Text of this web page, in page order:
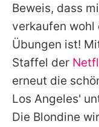
Beweis, dass
verkaufen
Übungen ist!
Staffel der
erneut die
Los Angeles'
Die Blondine